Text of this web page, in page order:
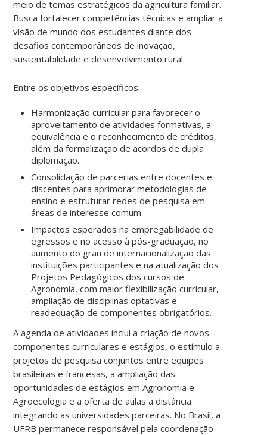
meio de temas estratégicos da agricultura familiar.
Busca fortalecer competências técnicas e ampliar a
visão de mundo dos estudantes diante dos
desafios contemporâneos de inovação,
sustentabilidade e desenvolvimento rural.
Entre os objetivos específicos:
Harmonização curricular para favorecer o
aproveitamento de atividades formativas, a
equivalência e o reconhecimento de créditos,
além da formalização de acordos de dupla
diplomação.
Consolidação de parcerias entre docentes e
discentes para aprimorar metodologias de
ensino e estruturar redes de pesquisa em
áreas de interesse comum.
Impactos esperados na empregabilidade de
egressos e no acesso à pós-graduação, no
aumento do grau de internacionalização das
instituições participantes e na atualização dos
Projetos Pedagógicos dos cursos de
Agronomia, com maior flexibilização curricular,
ampliação de disciplinas optativas e
readequação de componentes obrigatórios.
A agenda de atividades inclui a criação de novos
componentes curriculares e estágios, o estímulo a
projetos de pesquisa conjuntos entre equipes
brasileiras e francesas, a ampliação das
oportunidades de estágios em Agronomia e
Agroecologia e a oferta de aulas a distância
integrando as universidades parceiras. No Brasil, a
UFRB permanece responsável pela coordenação